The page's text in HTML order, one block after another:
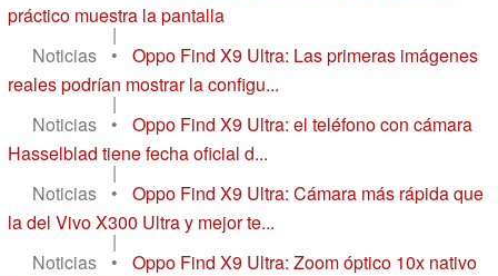
práctico muestra la pantalla
|
Noticias
•
Oppo Find X9 Ultra: Las primeras imágenes
reales podrían mostrar la configu...
|
Noticias
•
Oppo Find X9 Ultra: el teléfono con cámara
Hasselblad tiene fecha oficial d...
|
Noticias
•
Oppo Find X9 Ultra: Cámara más rápida que
la del Vivo X300 Ultra y mejor te...
|
Noticias
•
Oppo Find X9 Ultra: Zoom óptico 10x nativo